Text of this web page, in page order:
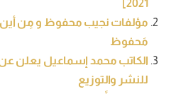
2021]
مؤلفات نجيب محفوظ و مِن أين
مَحفوظ
الكاتب محمد إسماعيل يعلن عن
للنشر والتوزيع